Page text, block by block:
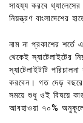
সাহয্য করবে
নিয়ন্ত্রণ বাংলাদেশের
নাম না প্রকাশের
থেকেই স্যাটেলাইটের
স্যাটেলাইটটি
করবেন। গত দেড় বছরে
সময়ে শুধু ওই বিষয়ে
আবহাওয়া ৭০%